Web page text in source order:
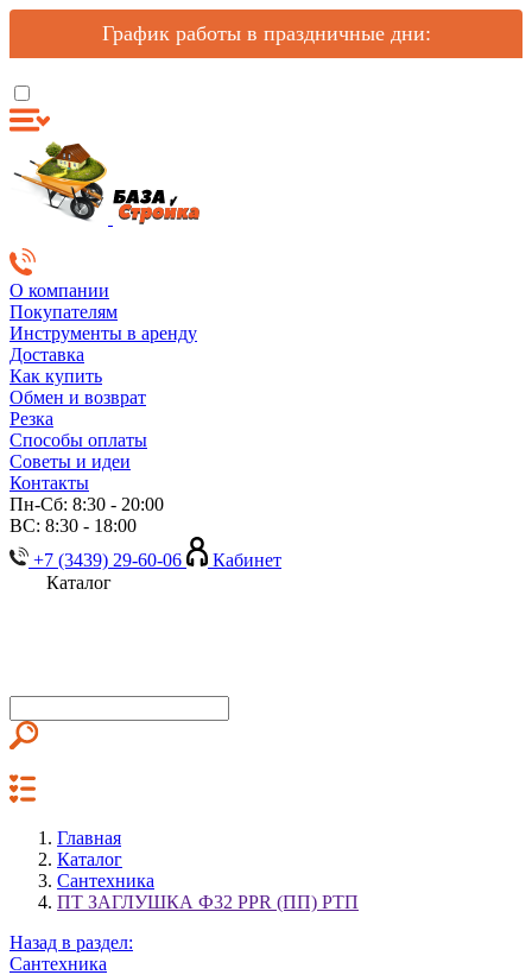
График работы в праздничные дни:
О компании
Покупателям
Инструменты в аренду
Доставка
Как купить
Обмен и возврат
Резка
Способы оплаты
Советы и идеи
Контакты
Пн-Сб: 8:30 - 20:00
ВС: 8:30 - 18:00
+7 (3439) 29-60-06
Кабинет
Каталог
Главная
Каталог
Сантехника
ПТ ЗАГЛУШКА Ф32 PPR (ПП) РТП
Назад в раздел:
Сантехника